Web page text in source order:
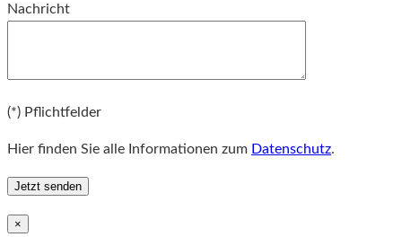
Nachricht
(*) Pflichtfelder
Hier finden Sie alle Informationen zum Datenschutz.
×